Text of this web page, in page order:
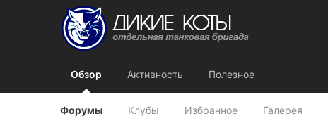
Обзор
Форумы Клубы Избранное Галерея
Активность Полезное